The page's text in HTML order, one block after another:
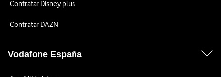
Contratar Disney plus
Contratar DAZN
Vodafone España